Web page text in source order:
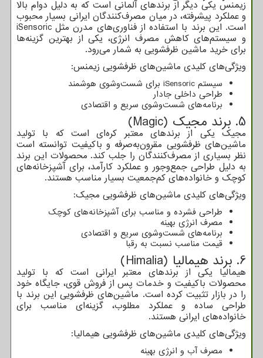
زیمنس یکی دیگر از برندهای آلمانی است که به دلیل دوام بالا
و عملکرد پیشرفته، در میان مصرف‌کنندگان ایرانی بسیار محبوب
است. این برند با استفاده از فناوری‌های مدرن مثل iSensoric
و سیستم‌های کاهش مصرف انرژی، یکی از بهترین گزینه‌ها
برای خرید ماشین ظرفشویی به شمار می‌رود.
ویژگی‌های کلیدی ماشین‌های ظرفشویی زیمنس:
سیستم iSensoric برای شست‌وشوی هوشمند
طراحی داخلی جادار
برنامه‌های شست‌وشوی سریع و اقتصادی
5. برند مجیک ( Magic
)
مجیک یکی از برندهای معتبر کره‌ای است که با تولید
ماشین‌های ظرفشویی مقرون‌به‌صرفه و باکیفیت توانسته است
نظر بسیاری از مصرف‌کنندگان را جلب کند. محصولات این برند
به دلیل طراحی جمع‌وجور و عملکرد کارآمد، برای آشپزخانه‌های
کوچک و خانواده‌های کم‌جمعیت بسیار مناسب هستند.
ویژگی‌های کلیدی ماشین‌های ظرفشویی مجیک:
طراحی فشرده و مناسب برای آشپزخانه‌های کوچک
مصرف انرژی بهینه
برنامه‌های شست‌وشوی سریع و اقتصادی
قیمت مناسب نسبت به رقبا
6. برند هیمالیا ( Himalia
)
هیمالیا یکی از برندهای معتبر ایرانی است که با تولید
محصولات باکیفیت و خدمات پس از فروش قوی، جایگاه خود
را در بازار تثبیت کرده است. ماشین‌های ظرفشویی این برند با
طراحی ساده و عملکرد مطلوب، گزینه‌ای مناسب برای
خانواده‌های ایرانی هستند.
ویژگی‌های کلیدی ماشین‌های ظرفشویی هیمالیا:
مصرف آب و انرژی بهینه